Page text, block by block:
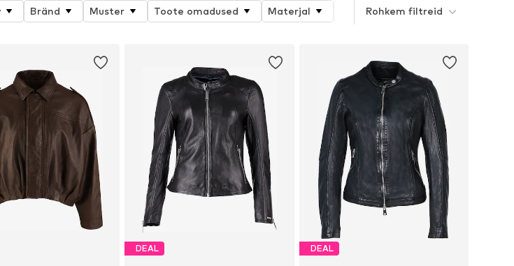
Bränd Muster Toote omadused Materjal Erisuurused Jope tüüp
Rohkem filtreid
DEAL DEAL